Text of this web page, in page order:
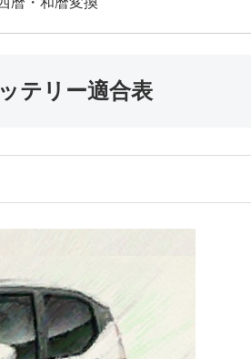
テリー適合表